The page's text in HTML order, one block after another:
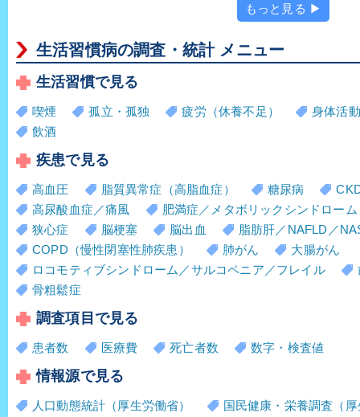
もっと見る ▶
生活習慣病の調査・統計 メニュー
生活習慣で見る
喫煙 孤立・孤独 疲労（休養不足）
身体活
飲酒
疾患で見る
高血圧 脂質異常症（高脂血症） 糖尿病
高尿酸血症／痛風
肥満症／メタボリックシンドローム
狭心症
脳梗塞 脳出血
脂肪肝／NAFLD／
COPD（慢性閉塞性肺疾患）
肺がん
大腸がん
ロコモティブシンドローム／サルコペニア／フレイル
骨粗鬆症
調査項目で見る
患者数 医療費 死亡者数 数字・検査値
情報源で見る
人口動態統計（厚生労働省）
国民健康・栄養調査（